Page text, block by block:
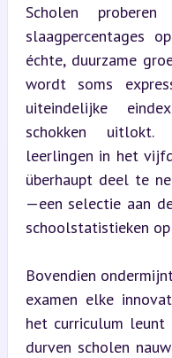
Scholen
slaagpercentages
échte, duurzame
wordt soms
uiteindelijke
schokken uitlokt.
leerlingen in het
überhaupt deel te
—een selectie aan
schoolstatistieken op
Bovendien
examen elke
het curriculum
durven scholen